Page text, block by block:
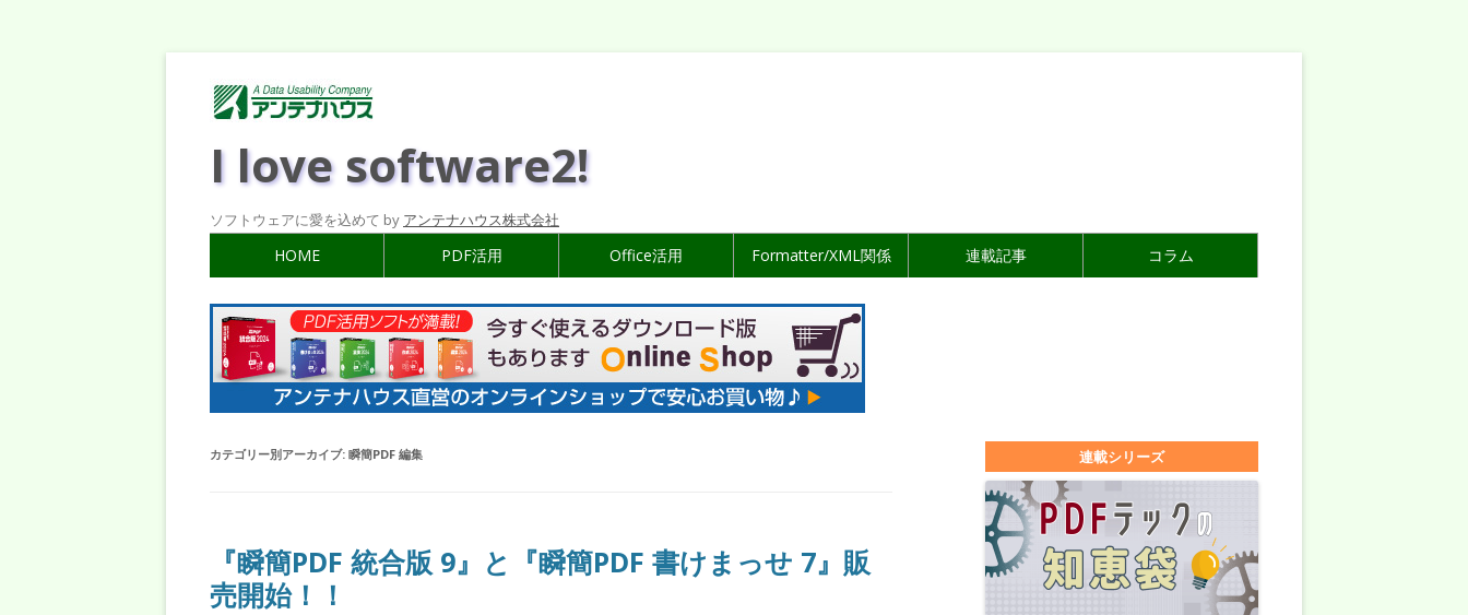
I love software2!
ソフトウェアに愛を込めて by アンテナハウス株式会社
HOME PDF活用 Office活用 Formatter/XML関係 連載記事 コラム
カテゴリー別アーカイブ: 瞬簡PDF 編集
『瞬簡PDF 統合版 9』と『瞬簡PDF 書けまっせ 7』販
売開始！！
連載シリーズ